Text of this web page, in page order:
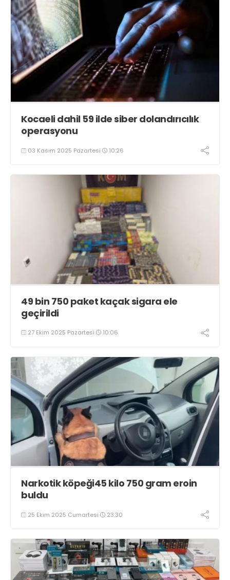
Kocaeli dahil 59 ilde siber dolandırıcılık
operasyonu
03 Kasım 2025 Pazartesi 10:26
49 bin 750 paket kaçak sigara ele
geçirildi
27 Ekim 2025 Pazartesi 10:06
Narkotik köpeği45 kilo 750 gram eroin
buldu
25 Ekim 2025 Cumartesi 23:30